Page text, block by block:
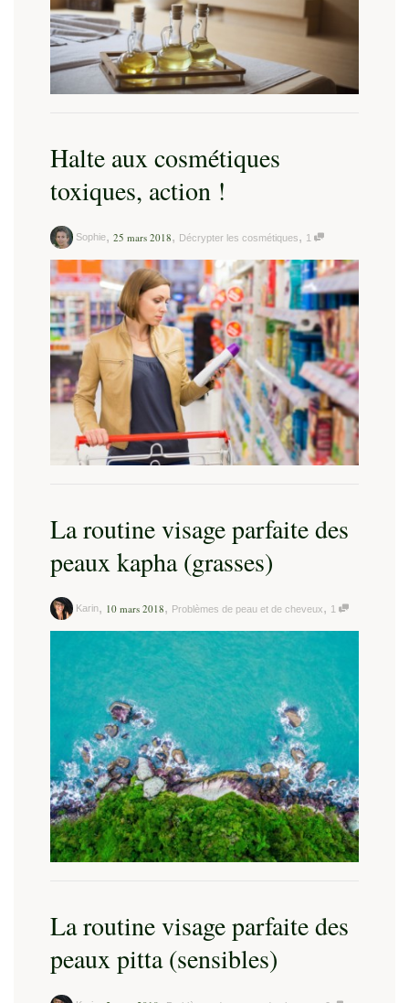
Halte aux cosmétiques
toxiques, action !
Sophie, 25 mars 2018, Décrypter les cosmétiques, 1
La routine visage parfaite des
peaux kapha (grasses)
Karin, 10 mars 2018, Problèmes de peau et de cheveux, 1
La routine visage parfaite des
peaux pitta (sensibles)